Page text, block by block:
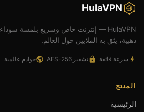
HulaVPN
HulaVPN — إنترنت خاص وسريع بلمسة سوداء
ذهبية، يثق به الملايين حول العالم.
سرعة فائقة تشفير AES-256 خوادم عالمية
المنتج
الرئيسية